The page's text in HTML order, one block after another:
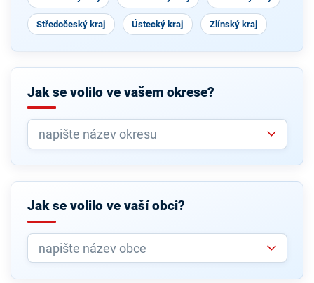
Středočeský kraj Ústecký kraj Zlínský kraj
Jak se volilo ve vašem okrese?
Jak se volilo ve vaší obci?